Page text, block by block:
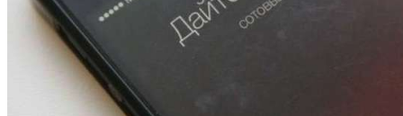
Сладкий праздник в Волгограде: в Центральном
парке прошёл фестиваль „Арбузный переполох“